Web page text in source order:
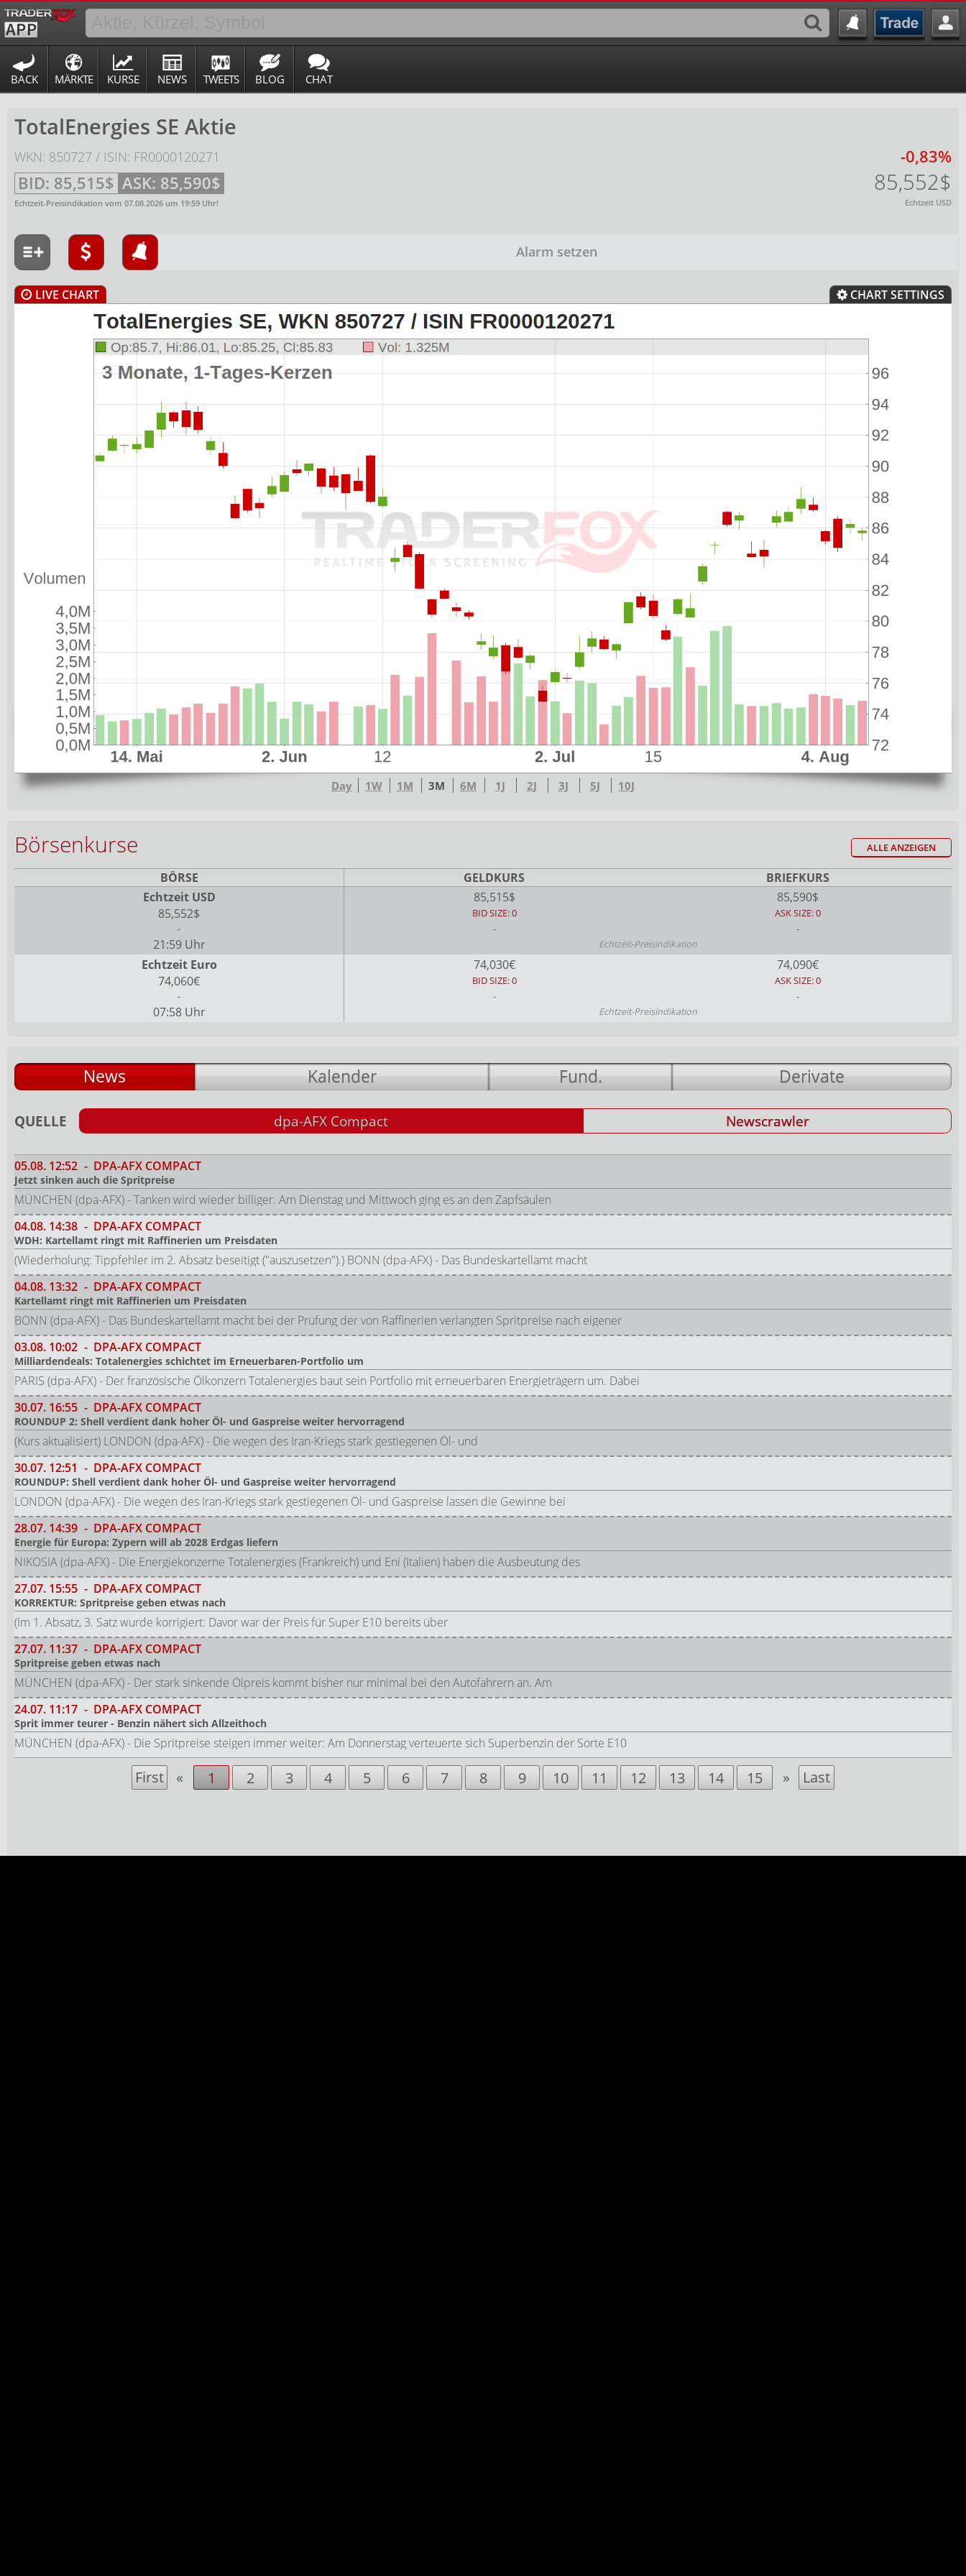
BACK MÄRKTE KURSE NEWS TWEETS BLOG CHAT
TotalEnergies SE Aktie
WKN: 850727 / ISIN: FR0000120271
BID: 85,515$ ASK: 85,590$
Echtzeit-Preisindikation vom 07.08.2026 um 19:59 Uhr!
-0,83%
85,552$
Echtzeit USD
Alarm setzen
LIVE CHART CHART SETTINGS
Day 1W 1M 3M 6M 1J 2J 3J 5J 10J
Börsenkurse ALLE ANZEIGEN
BÖRSE GELDKURS
BRIEFKURS
Echtzeit USD
85,515$
85,590$
85,552$
BID SIZE: 0
ASK SIZE: 0
-
- -
21:59 Uhr Echtzeit-Preisindikation
Echtzeit Euro 74,030€
74,090€
74,060€
BID SIZE: 0
ASK SIZE: 0
-
- -
07:58 Uhr Echtzeit-Preisindikation
News Kalender Fund. Derivate
QUELLE dpa-AFX Compact Newscrawler
05.08. 12:52 - DPA-AFX COMPACT
Jetzt sinken auch die Spritpreise
MÜNCHEN (dpa-AFX) - Tanken wird wieder billiger. Am Dienstag und Mittwoch ging es an den Zapfsäulen
04.08. 14:38 - DPA-AFX COMPACT
WDH: Kartellamt ringt mit Raffinerien um Preisdaten
(Wiederholung: Tippfehler im 2. Absatz beseitigt ("auszusetzen").) BONN (dpa-AFX) - Das Bundeskartellamt macht
04.08. 13:32 - DPA-AFX COMPACT
Kartellamt ringt mit Raffinerien um Preisdaten
BONN (dpa-AFX) - Das Bundeskartellamt macht bei der Prüfung der von Raffinerien verlangten Spritpreise nach eigener
03.08. 10:02 - DPA-AFX COMPACT
Milliardendeals: Totalenergies schichtet im Erneuerbaren-Portfolio um
PARIS (dpa-AFX) - Der französische Ölkonzern Totalenergies baut sein Portfolio mit erneuerbaren Energieträgern um. Dabei
30.07. 16:55 - DPA-AFX COMPACT
ROUNDUP 2: Shell verdient dank hoher Öl- und Gaspreise weiter hervorragend
(Kurs aktualisiert) LONDON (dpa-AFX) - Die wegen des Iran-Kriegs stark gestiegenen Öl- und
30.07. 12:51 - DPA-AFX COMPACT
ROUNDUP: Shell verdient dank hoher Öl- und Gaspreise weiter hervorragend
LONDON (dpa-AFX) - Die wegen des Iran-Kriegs stark gestiegenen Öl- und Gaspreise lassen die Gewinne bei
28.07. 14:39 - DPA-AFX COMPACT
Energie für Europa: Zypern will ab 2028 Erdgas liefern
NIKOSIA (dpa-AFX) - Die Energiekonzerne Totalenergies (Frankreich) und Eni (Italien) haben die Ausbeutung des
27.07. 15:55 - DPA-AFX COMPACT
KORREKTUR: Spritpreise geben etwas nach
(Im 1. Absatz, 3. Satz wurde korrigiert: Davor war der Preis für Super E10 bereits über
27.07. 11:37 - DPA-AFX COMPACT
Spritpreise geben etwas nach
MÜNCHEN (dpa-AFX) - Der stark sinkende Ölpreis kommt bisher nur minimal bei den Autofahrern an. Am
24.07. 11:17 - DPA-AFX COMPACT
Sprit immer teurer - Benzin nähert sich Allzeithoch
MÜNCHEN (dpa-AFX) - Die Spritpreise steigen immer weiter: Am Donnerstag verteuerte sich Superbenzin der Sorte E10
First « 1 2 3 4 5 6 7 8 9 10 11 12 13 14 15 » Last